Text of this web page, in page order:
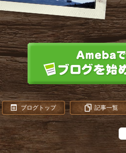
ブログトップ 記事一覧